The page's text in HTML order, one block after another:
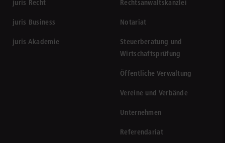
juris Recht
juris Business
juris Akademie
Rechtsanwaltskanzlei
Notariat
Steuerberatung und
Wirtschaftsprüfung
Öffentliche Verwaltung
Vereine und Verbände
Unternehmen
Referendariat